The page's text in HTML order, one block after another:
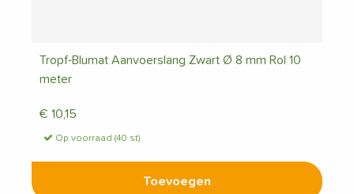
Tropf-Blumat Aanvoerslang Zwart Ø 8 mm Rol 10
meter
€ 10,15
Op voorraad (40 st)
Toevoegen